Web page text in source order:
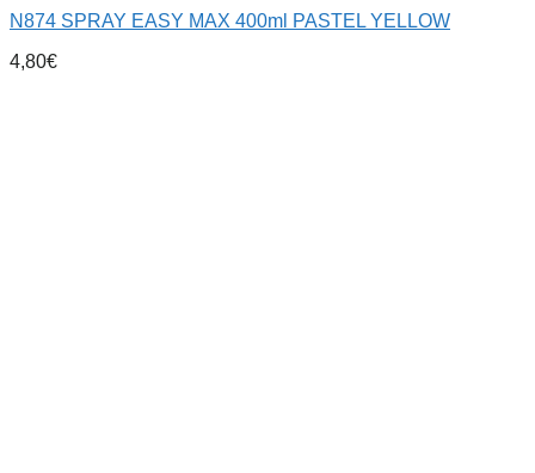
N874 SPRAY EASY MAX 400ml PASTEL YELLOW
4,80€